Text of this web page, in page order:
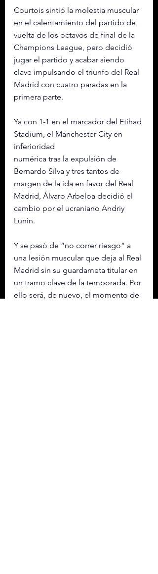
Courtois sintió la molestia muscular
en el calentamiento del partido de
vuelta de los octavos de final de la
Champions League, pero decidió
jugar el partido y acabar siendo
clave impulsando el triunfo del Real
Madrid con cuatro paradas en la
primera parte.
Ya con 1-1 en el marcador del Etihad
Stadium, el Manchester City en
inferioridad
numérica tras la expulsión de
Bernardo Silva y tres tantos de
margen de la ida en favor del Real
Madrid, Álvaro Arbeloa decidió el
cambio por el ucraniano Andriy
Lunin.
Y se pasó de “no correr riesgo” a
una lesión muscular que deja al Real
Madrid sin su guardameta titular en
un tramo clave de la temporada. Por
ello será, de nuevo, el momento de